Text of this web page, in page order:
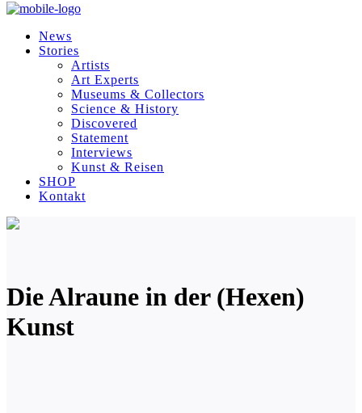
News
Stories
Artists
Art Experts
Museums & Collectors
Science & History
Discovered
Statement
Interviews
Kunst & Reisen
SHOP
Kontakt
Die Alraune in der (Hexen)
Kunst